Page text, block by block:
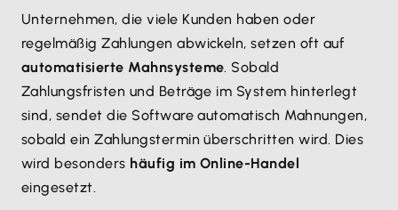
Unternehmen, die viele Kunden haben oder
regelmäßig Zahlungen abwickeln, setzen oft auf
automatisierte Mahnsysteme. Sobald
Zahlungsfristen und Beträge im System hinterlegt
sind, sendet die Software automatisch Mahnungen,
sobald ein Zahlungstermin überschritten wird. Dies
wird besonders häufig im Online-Handel
eingesetzt.